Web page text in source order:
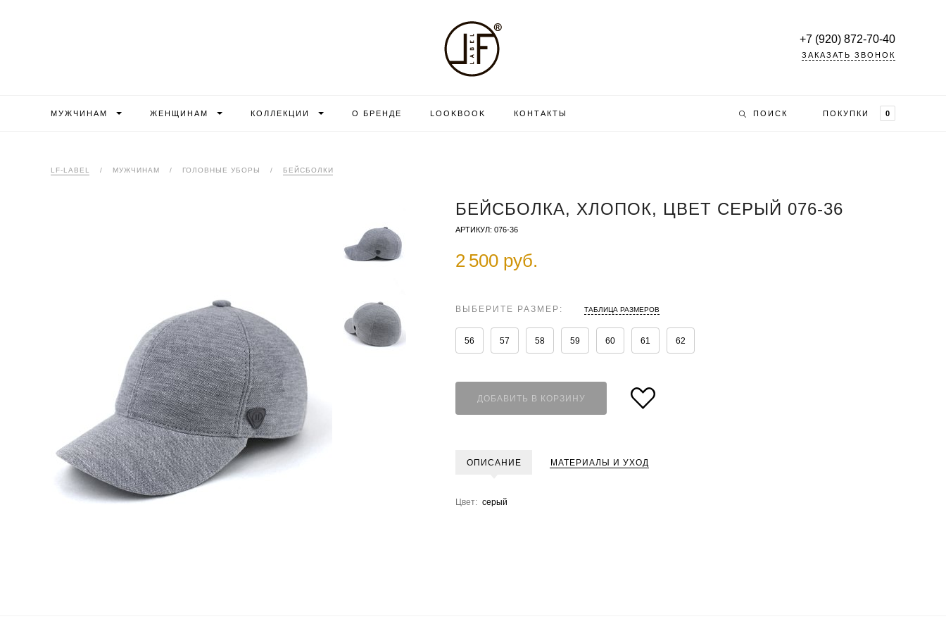
+7 (920) 872-70-40
ЗАКАЗАТЬ ЗВОНОК
МУЖЧИНАМ ЖЕНЩИНАМ КОЛЛЕКЦИИ О БРЕНДЕ LOOKBOOK КОНТАКТЫ ПОКУПКИ 0
ПОИСК
LF-LABEL / МУЖЧИНАМ / ГОЛОВНЫЕ УБОРЫ / БЕЙСБОЛКИ
БЕЙСБОЛКА, ХЛОПОК, ЦВЕТ СЕРЫЙ 076-36
АРТИКУЛ: 076-36
2 500 руб.
ВЫБЕРИТЕ РАЗМЕР: ТАБЛИЦА РАЗМЕРОВ
56 57 58 59 60 61 62
ДОБАВИТЬ В КОРЗИНУ
ОПИСАНИЕ МАТЕРИАЛЫ И УХОД
Цвет: серый